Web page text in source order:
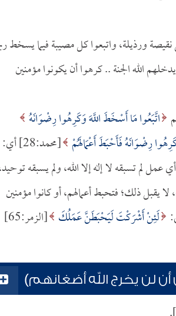
نقيصة ورذيلة، واتبعوا كل مصيبة فيما يسخط
يدخلهم الله الجنة .. كرهوا أن يكونوا مؤمنين
اتَّبَعُوا مَا أَسْخَطَ اللَّهَ وَكَرِهُوا رِضْوَانَهُ
رِضْوَانَهُ فَأَحْبَطَ أَعْمَالَهُمْ
[محمد:28] أي:
لم تسبقه لا إله إلا الله، ولم يسبقه
يقبل ذلك؛ فتحبط أعمالهم، أو كانوا مؤمنين
لَئِنْ أَشْرَكْتَ لَيَحْبَطَنَّ عَمَلُكَ
[الزمر:65]
لن يخرج الله أضغانهم)